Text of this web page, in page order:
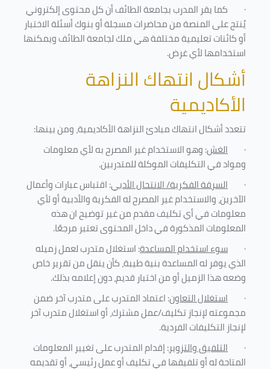
· كما يقر المدرب بجامعة الطائف أن كل محتوى إلكتروني
يُنتج على المنصة من محاضرات مسجلة أو بنوك أسئلة الاختبار
أو كائنات تعليمية مختلفة هي ملك لجامعة الطائف ويمكنها
استخدامها لأي غرض.
أشكال انتهاك النزاهة
الأكاديمية
تتعدد أشكال انتهاك مبادئ النزاهة الأكاديمية، ومن بينها:
· الغش: وهو الاستخدام غير المصرح به لأي معلومات
ومواد في التكليفاتالموكلة للمتدربين.
· السرقة الفكرية/ الانتحال الأدبي: اقتباس عبارات وأعمال
الآخرين، والاستخدام غير المصرح له الفكرية والأدبية أو لأي
معلومات في أي تكليف مقدم من غير توضيح ان هذه
المعلومات المذكورة في داخل المحتوى تعتبر مرجعًا.
· سوء استخدام المساعدة: استغلال متدرب لعمل زميله
الذي يوفر له المساعدة بنية طيبة، كأن ينقل من تقرير خاص
وضعه هذا الزميل أو من اختبار قديم، دون إعلامه بذلك.
· استغلال التعاون: اعتماد المتدرب على متدرب آخر ضمن
مجموعته لإنجاز تكليف/عمل مشترك، أو استغلال متدرب آخر
لإنجاز التكليفات الفردية.
· التلفيق والتزوير: إقدام المتدرب على تغيير المعلومات
المتاحة له أو تلفيقها في تكليف أو عمل رئيسي، أو تقديمه